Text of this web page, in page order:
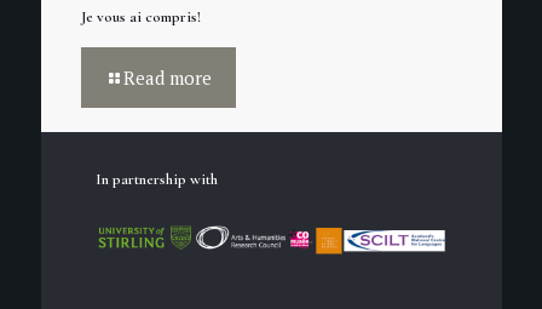
Je vous ai compris!
Read more
In partnership with